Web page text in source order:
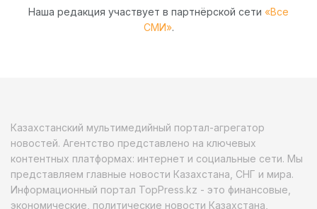
Наша редакция участвует в партнёрской сети «Все
СМИ».
Казахстанский мультимедийный портал-агрегатор
новостей. Агентство представлено на ключевых
контентных платформах: интернет и социальные сети. Мы
представляем главные новости Казахстана, СНГ и мира.
Информационный портал TopPress.kz - это финансовые,
экономические, политические новости Казахстана,